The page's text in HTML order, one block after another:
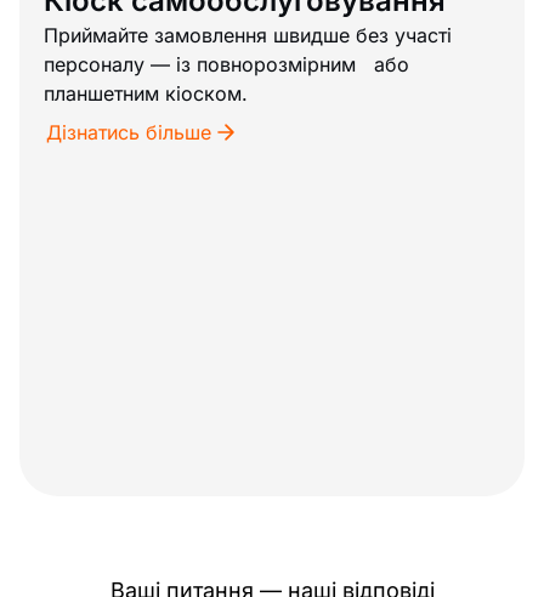
Приймайте замовлення швидше без участі
персоналу — із повнорозмірним або
планшетним кіоском.
Дізнатись більше
Ваші питання — наші відповіді